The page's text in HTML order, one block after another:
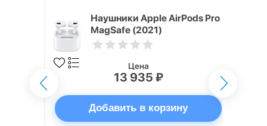
Наушники Apple AirPods Pro
MagSafe (2021)
Цена
13 935 ₽
Добавить в корзину